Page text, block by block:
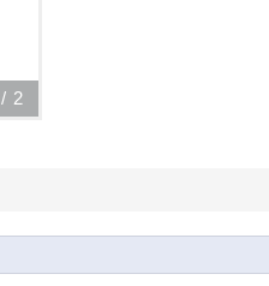
/ 2